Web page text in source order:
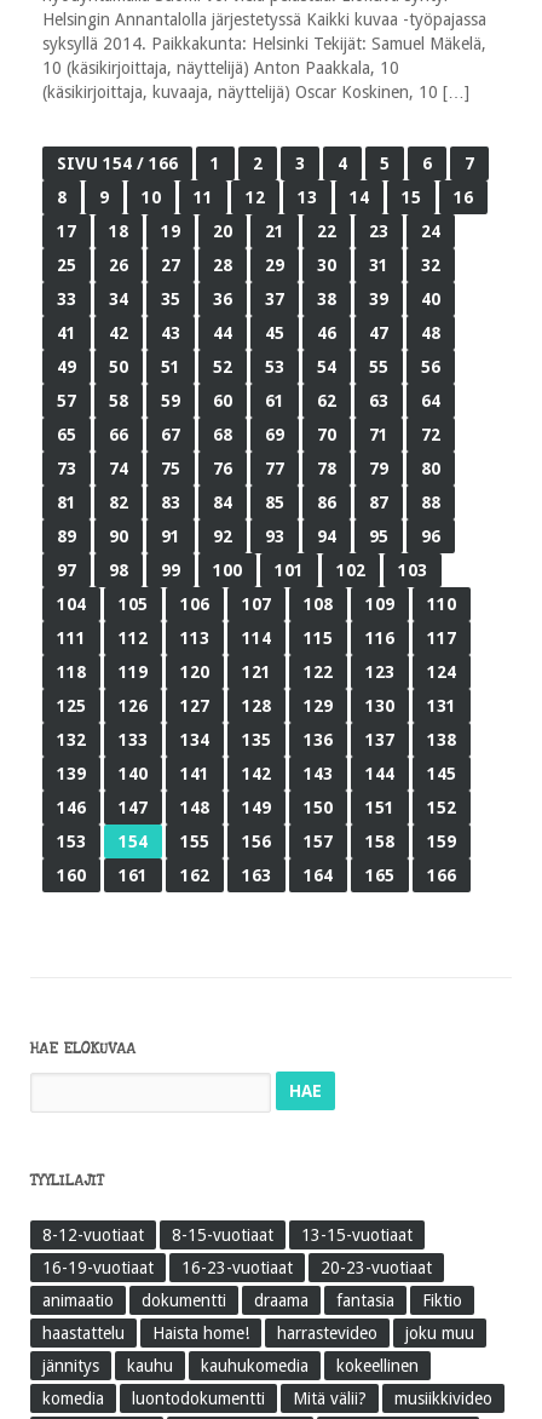
Helsingin Annantalolla järjestetyssä Kaikki kuvaa -työpajassa
syksyllä 2014. Paikkakunta: Helsinki Tekijät: Samuel Mäkelä,
10 (käsikirjoittaja, näyttelijä) Anton Paakkala, 10
(käsikirjoittaja, kuvaaja, näyttelijä) Oscar Koskinen, 10 […]
SIVU 154 / 166 1 2 3 4 5 6
7
8
9 10 11 12 13 14 15
16
17
18 19 20 21 22 23
24
25
26 27 28 29 30 31
32
33
34 35 36 37 38 39
40
41
42 43 44 45 46 47
48
49
50 51 52 53 54 55
56
57
58 59 60 61 62 63
64
65
66 67 68 69 70 71
72
73
74 75 76 77 78 79
80
81
82 83 84 85 86 87
88
89
90 91 92 93 94 95
96
97
98 99 100 101 102
103
104
105 106 107 108 109
110
111
112 113 114 115 116
117
118
119 120 121 122 123
124
125
126 127 128 129 130
131
132
133 134 135 136 137
138
139
140 141 142 143 144
145
146
147 148 149 150 151
152
153
154 155 156 157 158
159
160
161 162 163 164 165 166
HAE ELOKUVAA
TYYLILAJIT
8-12-vuotiaat 8-15-vuotiaat
13-15-vuotiaat
16-19-vuotiaat
16-23-vuotiaat
20-23-vuotiaat
animaatio
dokumentti draama fantasia
Fiktio
haastattelu
Haista home! harrastevideo
joku muu
jännitys
kauhu kauhukomedia
kokeellinen
komedia
luontodokumentti Mitä välii?
musiikkivideo